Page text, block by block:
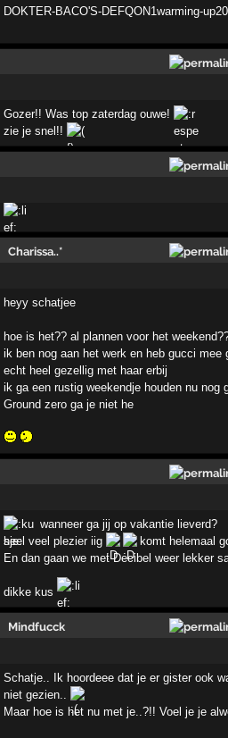
DOKTER-BACO'S-DEFQON1warming-
Gozer!! Was top zaterdag ouwe!
zie je snel!!
Charissa..*
heyy schatjee
hoe is het?? al plannen voor het
ik ben nog aan het werk en heb gucci mee
echt heel gezellig met haar erbij
ik ga een rustig weekendje houden nu nog
Ground zero ga je niet he
wanneer ga jij op vakantie lieverd?
heel veel plezier iig
komt helemaal
En dan gaan we met Decibel weer lekker
dikke kus
Mindfucck
Schatje.. Ik hoordeee dat je er gister ook
niet gezien..
Maar hoe is het nu met je..?!! Voel je je